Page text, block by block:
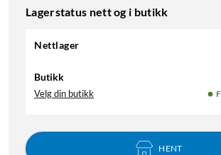
Lagerstatus nett og i butikk
Nettlager
Butikk
Velg din butikk
HENT